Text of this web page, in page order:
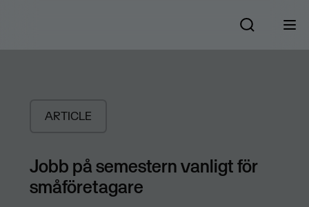
ARTICLE
Jobb på semestern vanligt för
småföretagare